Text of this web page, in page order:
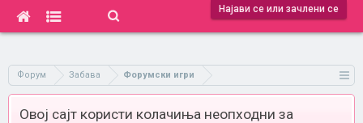
Најави се или зачлени се
Форум Забава Форумски игри
Овој сајт користи колачиња неопходни за